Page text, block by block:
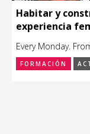
Habitar y
experiencia
Every Monday.
FORMACIÓN